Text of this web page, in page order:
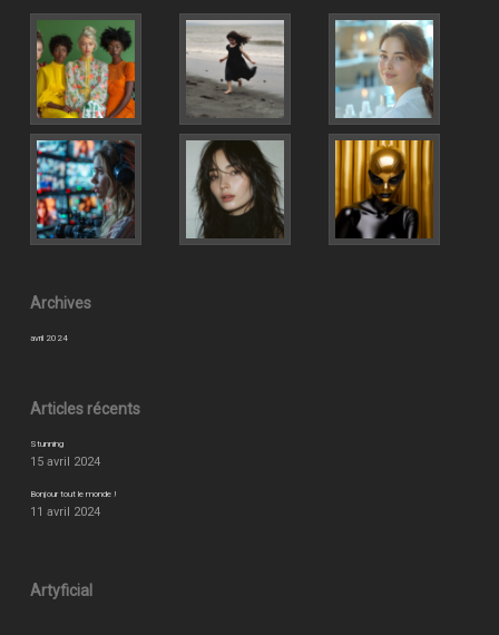
Archives
avril 2024
Articles récents
Stunning
15 avril 2024
Bonjour tout le monde !
11 avril 2024
Artyficial